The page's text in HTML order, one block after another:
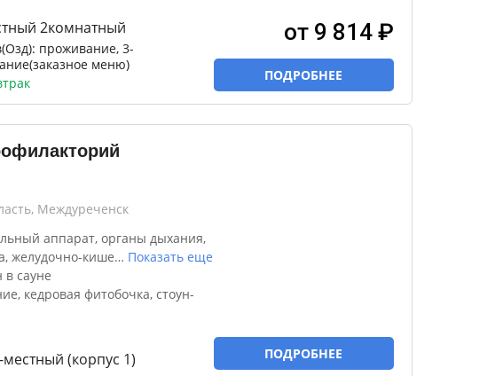
2комнатный
проживание, 3-
меню)
от 9 814 ₽
ПОДРОБНЕЕ
Междуреченск
аппарат, органы дыхания,
желудочно-кише… Показать еще
сауне
кедровая фитобочка, стоун-
местный (корпус 1) ПОДРОБНЕЕ